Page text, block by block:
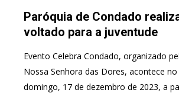
Paróquia de Condado
voltado para a juventude
Evento Celebra Condado, organizado
Nossa Senhora das Dores, acontece
domingo, 17 de dezembro de 2023, a